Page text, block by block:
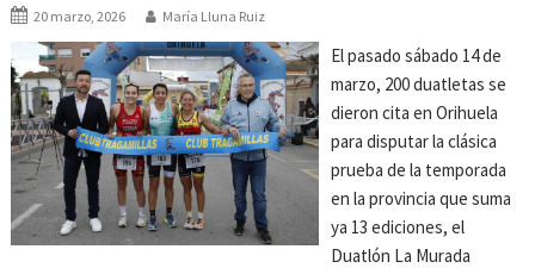
20 marzo, 2026 María Lluna Ruiz
El pasado sábado 14 de
marzo, 200 duatletas se
dieron cita en Orihuela
para disputar la clásica
prueba de la temporada
en la provincia que suma
ya 13 ediciones, el
Duatlón La Murada